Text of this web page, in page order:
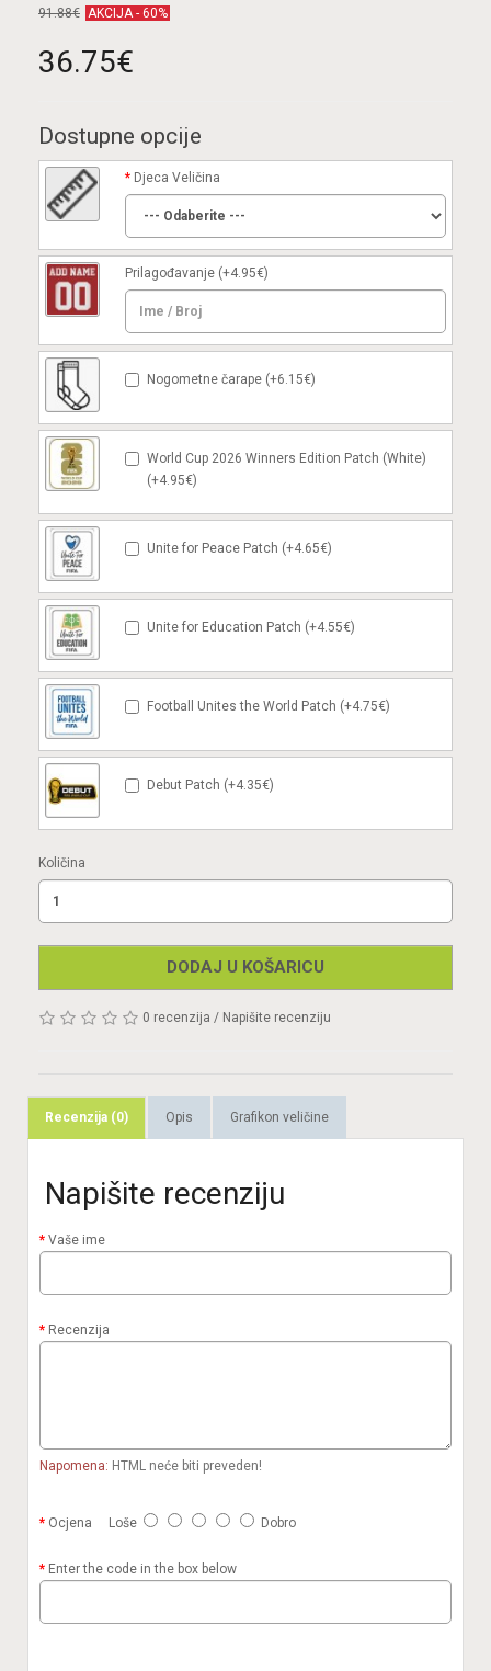
91.88€ AKCIJA - 60%
36.75€
Dostupne opcije
Djeca Veličina
Prilagođavanje (+4.95€)
Nogometne čarape (+6.15€)
World Cup 2026 Winners Edition Patch (White)
(+4.95€)
Unite for Peace Patch (+4.65€)
Unite for Education Patch (+4.55€)
Football Unites the World Patch (+4.75€)
Debut Patch (+4.35€)
Količina
DODAJ U KOŠARICU
0 recenzija / Napišite recenziju
Recenzija (0) Opis Grafikon veličine
Napišite recenziju
Vaše ime
Recenzija
Napomena: HTML neće biti preveden!
Ocjena Loše Dobro
Enter the code in the box below